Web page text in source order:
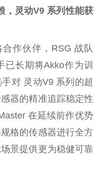
，灵动V9 系列性能获
作伙伴，RSG 战队
已长期将Akko作为训
对 灵动V9 系列的超
器的精准追踪稳定性
在延续前作优势
格的传感器进行全方
景提供更为稳健可靠